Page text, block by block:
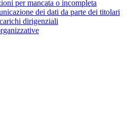
per mancata o incompleta
dei dati da parte dei titolari
dirigenziali